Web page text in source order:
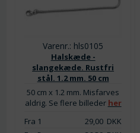
Varenr.: hls0105
Halskæde -
slangekæde. Rustfri
stål. 1.2 mm. 50 cm
50 cm x 1.2 mm. Misfarves
aldrig. Se flere billeder her
Fra 1
29,00DKK